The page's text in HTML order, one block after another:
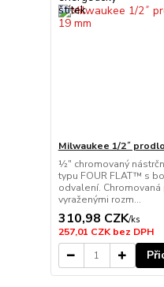
Milwaukee 1/2˝
½″ chromovaný
typu FOUR FLAT™ s
odvalení. Chromovaná
vyraženými rozm...
310,98 CZK/ks
257,01 CZKbez DPH